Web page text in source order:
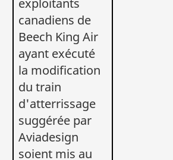
canadiens de
Beech King Air
ayant exécuté
la modification
du train
d'atterrissage
suggérée par
Aviadesign
soient mis au